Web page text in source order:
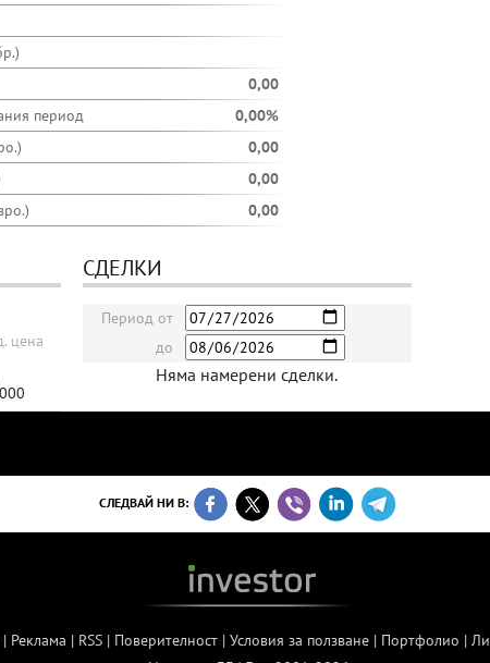
0,00
период
0,00%
0,00
0,00
0,00
цена
СДЕЛКИ
Период от
до
Няма намерени сделки.
СЛЕДВАЙ НИ В:
| Реклама | RSS| Поверителност| Условия за ползване| Портфолио |